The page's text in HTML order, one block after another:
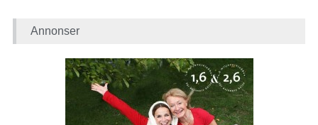
Annonser